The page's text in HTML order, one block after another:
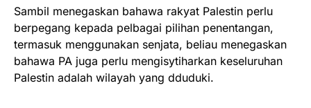
Sambil menegaskan bahawa rakyat Palestin perlu
berpegang kepada pelbagai pilihan penentangan,
termasuk menggunakan senjata, beliau menegaskan
bahawa PA juga perlu mengisytiharkan keseluruhan
Palestin adalah wilayah yang dduduki.